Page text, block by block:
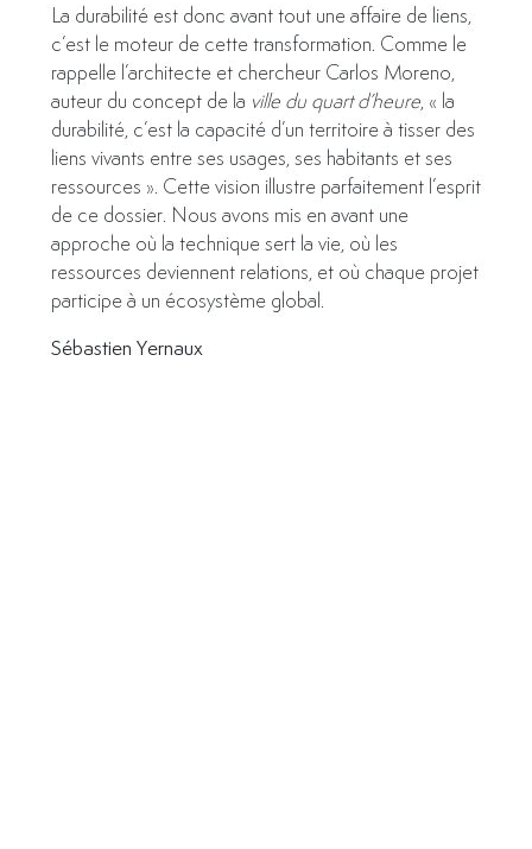
La durabilité est donc avant tout une affaire de liens,
c’est le moteur de cette transformation. Comme le
rappelle l’architecte et chercheur Carlos Moreno,
auteur du concept de la ville du quart d’heure, « la
durabilité, c’est la capacité d’un territoire à tisser des
liens vivants entre ses usages, ses habitants et ses
ressources ». Cette vision illustre parfaitement l’esprit
de ce dossier. Nous avons mis en avant une
approche où la technique sert la vie, où les
ressources deviennent relations, et où chaque projet
participe à un écosystème global.
Sébastien Yernaux